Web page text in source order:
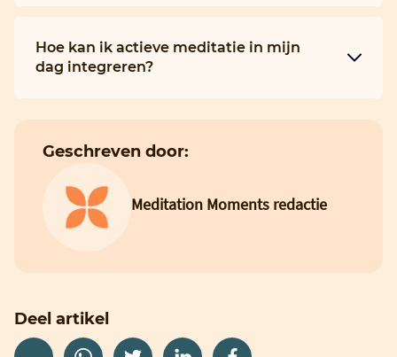
Hoe kan ik actieve meditatie in mijn
dag integreren?
Geschreven door:
Meditation Moments redactie
Deel artikel